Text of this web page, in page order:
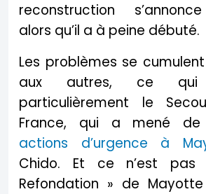
reconstruction
alors qu’il a à peine débuté.
Les problèmes se
aux autres, ce qui
particulièrement le
France, qui a mené de
actions d’urgence à
Chido. Et ce n’est
Refondation » de